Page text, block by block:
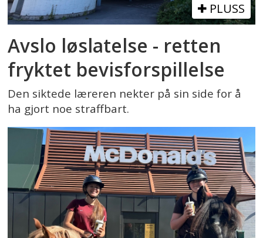
PLUSS
Avslo løslatelse - retten
fryktet bevisforspillelse
Den siktede læreren nekter på sin side for å
ha gjort noe straffbart.